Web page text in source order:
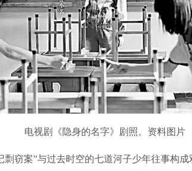
电视剧《隐身的名字》剧照。资料图片
窃案”与过去时空的七道河子少年往事构成